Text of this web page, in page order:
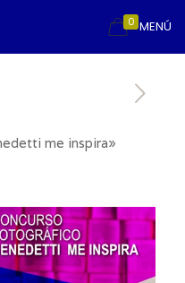
MENÚ
0
me inspira»